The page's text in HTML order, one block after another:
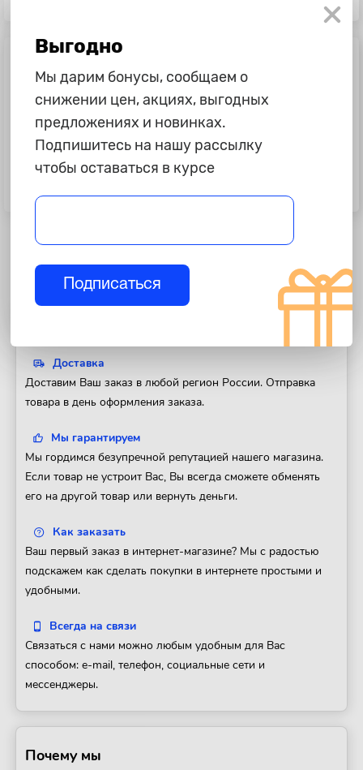
555 ₽
Сайлентблок рычага Hyundai
350 ₽
Сайлентблок Ваз 2108-10,
поперечного рычага, к-т 4 шт.
Доставка
Доставим Ваш заказ в любой регион России. Отправка
товара в день оформления заказа.
Мы гарантируем
Мы гордимся безупречной репутацией нашего магазина.
Если товар не устроит Вас, Вы всегда сможете обменять
его на другой товар или вернуть деньги.
Как заказать
Ваш первый заказ в интернет-магазине? Мы с радостью
подскажем как сделать покупки в интернете простыми и
удобными.
Всегда на связи
Связаться с нами можно любым удобным для Вас
способом: e-mail, телефон, социальные сети и
мессенджеры.
Почему мы
Выгодно
Мы дарим бонусы, сообщаем о
снижении цен, акциях, выгодных
предложениях и новинках.
Подпишитесь на нашу рассылку
чтобы оставаться в курсе
Подписаться